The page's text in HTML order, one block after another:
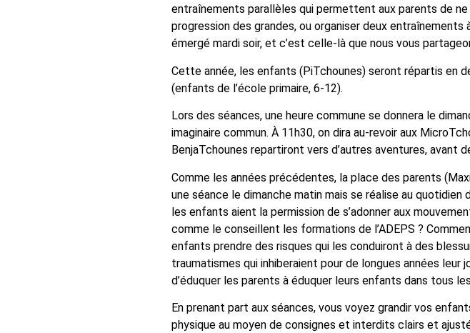
entraînements parallèles qui permettent aux parents de
progression des grandes, ou organiser deux
émergé mardi soir, et c’est celle-là que nous vous
Cette année, les enfants (PiTchounes) seront répartis en
(enfants de l’école primaire, 6-12).
Lors des séances, une heure commune se donnera le
imaginaire commun. À 11h30, on dira au-revoir aux
BenjaTchounes repartiront vers d’autres aventures, avant
Comme les années précédentes, la place des parents
une séance le dimanche matin mais se réalise au
les enfants aient la permission de s’adonner aux
comme le conseillent les formations de l’ADEPS ?
enfants prendre des risques qui les conduiront à des
traumatismes qui inhiberaient pour de longues années
d’éduquer les parents à éduquer leurs enfants dans tous
En prenant part aux séances, vous voyez grandir vos
physique au moyen de consignes et interdits clairs et